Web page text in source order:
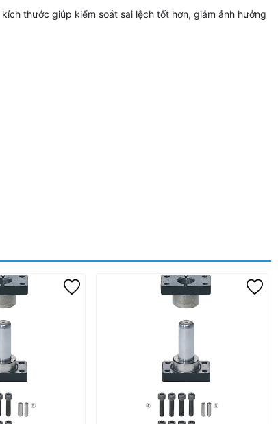
thước giúp kiểm soát sai lệch tốt hơn, giảm ảnh hưởng